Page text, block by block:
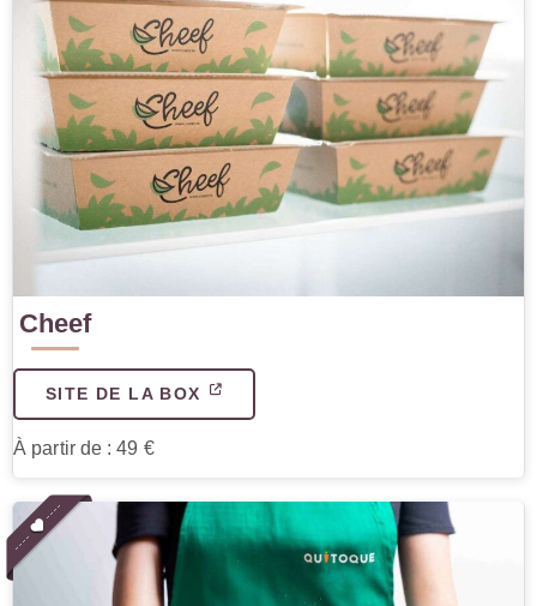
Cheef
SITE DE LA BOX
À partir de : 49 €